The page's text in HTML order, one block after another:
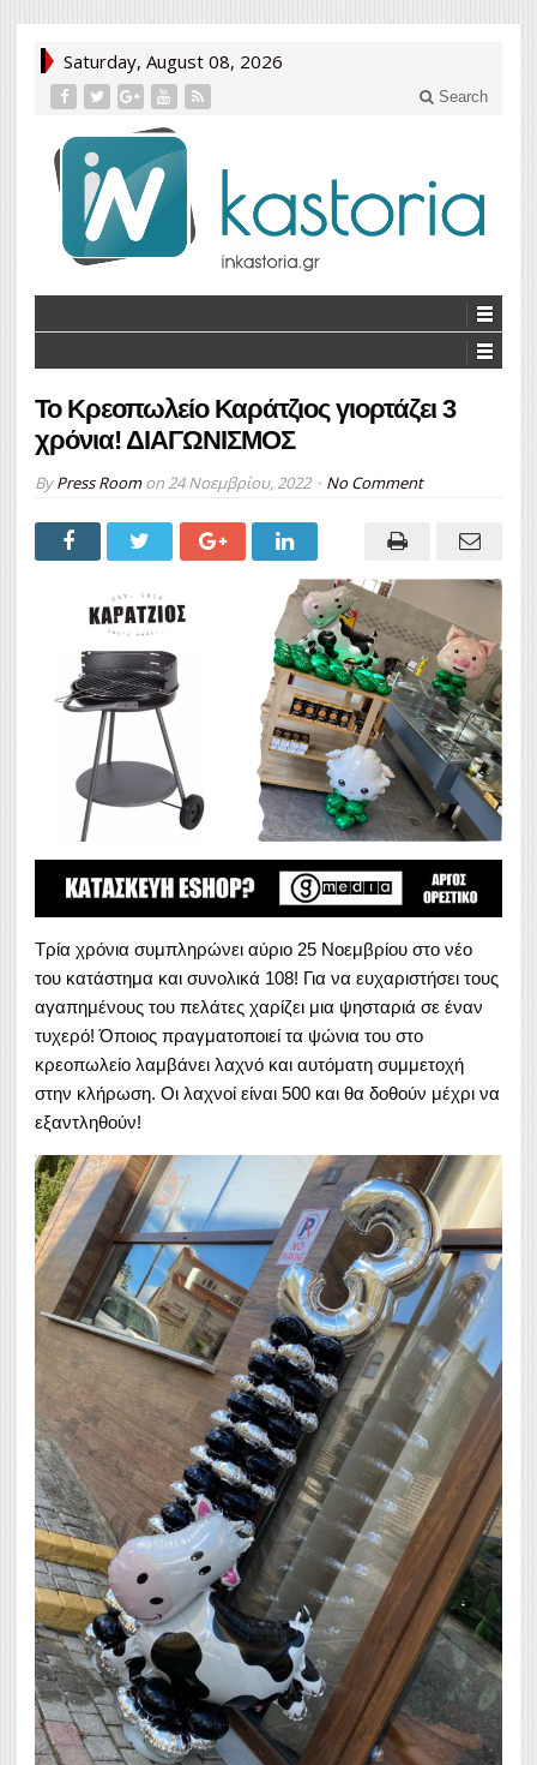
Saturday, August 08, 2026
Search
To Κρεοπωλείο Καράτζιος γιορτάζει 3
χρόνια! ΔΙΑΓΩΝΙΣΜΟΣ
ByPress Roomon 24 Νοεμβρίου, 2022 No Comment
Τρία χρόνια συμπληρώνει αύριο 25 Νοεμβρίου στο νέο
του κατάστημα και συνολικά 108! Για να ευχαριστήσει τους
αγαπημένους του πελάτες χαρίζει μια ψησταριά σε έναν
τυχερό! Όποιος πραγματοποιεί τα ψώνια του στο
κρεοπωλείο λαμβάνει λαχνό και αυτόματη συμμετοχή
στην κλήρωση. Οι λαχνοί είναι 500 και θα δοθούν μέχρι να
εξαντληθούν!